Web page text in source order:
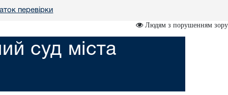
перевірки
Людям з порушенням зору
суд міста